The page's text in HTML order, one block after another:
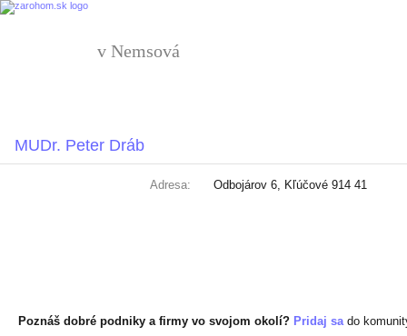
v Nemsová
MUDr. Peter Dráb
Adresa: Odbojárov 6, Kľúčové 914 41
Poznáš dobré podniky a firmy vo svojom okolí? Pridaj sado